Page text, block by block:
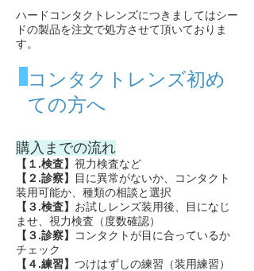
ハードコンタクトレンズにつきましてはシー
ドの製品を注文で処方させて頂いておりま
す。
​コンタクトレンズ初め
ての方へ
購入までの流れ
【１.検査】 視力検査など
【２.診察】
目に異常がないか、コンタクト
装用可能か、種類の相談と選択
【３.検査】 お試しレンズ装用後、目になじ
ませ、視力検査（度数確認）
【３.診察】
コンタクトが目に合っているか
チェック
【４.練習】 つけはずしの練習（装用練習）